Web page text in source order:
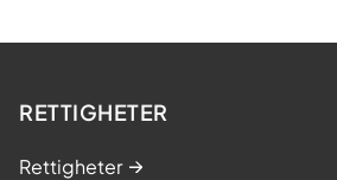
RETTIGHETER
Rettigheter